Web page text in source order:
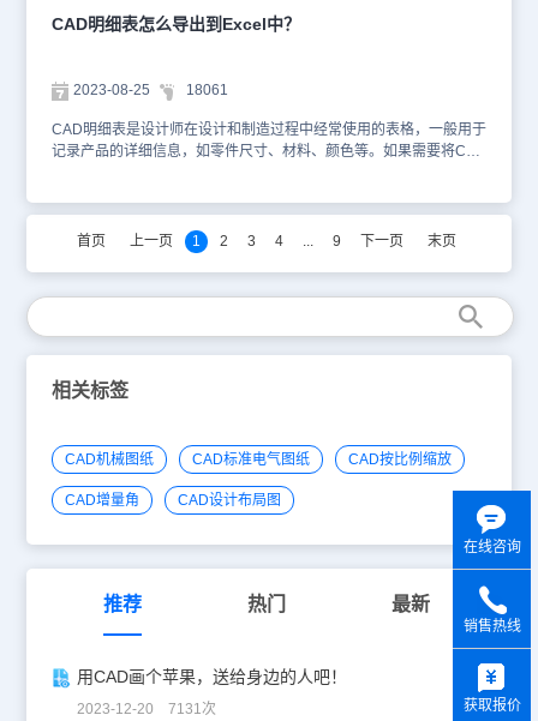
即可。在本节机械CAD制图教程中，小编给大家分享了浩辰CAD机
械软件中自定义技术要求内容的方法步骤，你学会了吗？如果你对此
继续为大家分享更多精彩内容，让我们一起期待吧！
CAD明细表怎么导出到Excel中？
2023-08-25 18061
CAD明细表是设计师在设计和制造过程中经常使用的表格，一般用于
记录产品的详细信息，如零件尺寸、材料、颜色等。如果需要将CAD
来了解一下吧！CAD明细表导出到Excel操作步骤： 1.启动浩辰CAD
机械软件，并打开需要导出CAD明细表的图纸文件。2.在CAD图纸中
话框，选择导出文件的保存位置、文件名称后，点击【保存】按钮。
如下图所示： 4.系统会自动打开导出的表格文件。如下图所示： 在
到Excel的具体操作步骤了，希望对大家有所帮助。对此感兴趣的设
首页 上一页 1 2 3 4 ... 9 下一页 末页
相关标签
CAD机械图纸 CAD标准电气图纸 CAD按比例缩放
CAD增量角 CAD设计布局图
推荐 热门 最新
用CAD画个苹果，送给身边的人吧！
2023-12-20 7131次
在线咨询
销售热线
获取报价